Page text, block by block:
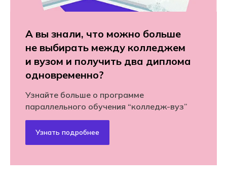
А вы знали, что можно больше
не выбирать между колледжем
и вузом и получить два диплома
одновременно?
Узнайте больше о программе
параллельного обучения “колледж-вуз”
Узнать подробнее